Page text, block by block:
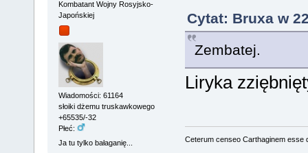
Kombatant Wojny Rosyjsko-
Japońskiej
Wiadomości: 61164
słoiki dżemu truskawkowego
+65535/-32
Płeć:
Ja tu tylko bałaganię...
Cytat: Bruxa w
Zembatej.
Liryka
Ceterum censeo Carthaginem esse